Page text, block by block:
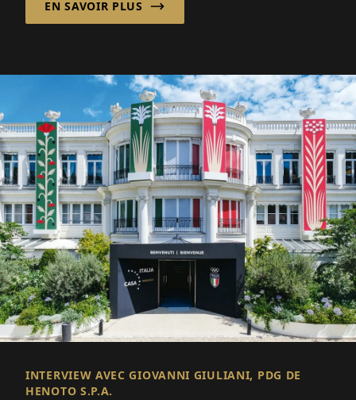
EN SAVOIR PLUS
INTERVIEW AVEC GIOVANNI GIULIANI, PDG DE
HENOTO S.P.A.